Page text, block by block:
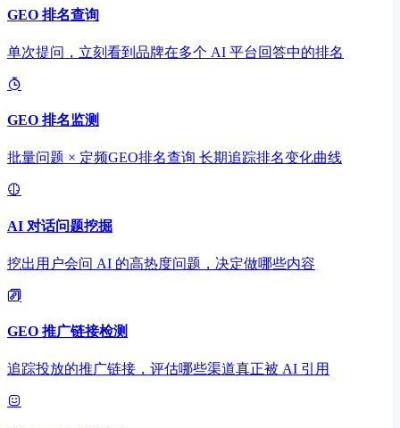
GEO 排名查询
单次提问，立刻看到品牌在多个 AI 平台回答中的排名
GEO 排名监测
批量问题 × 定频GEO排名查询 长期追踪排名变化曲线
AI 对话问题挖掘
挖出用户会问 AI 的高热度问题，决定做哪些内容
GEO 推广链接检测
追踪投放的推广链接，评估哪些渠道真正被 AI 引用